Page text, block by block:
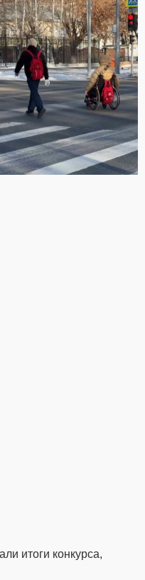
итоги конкурса,